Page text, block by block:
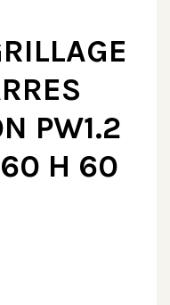
PW1.2
H 60